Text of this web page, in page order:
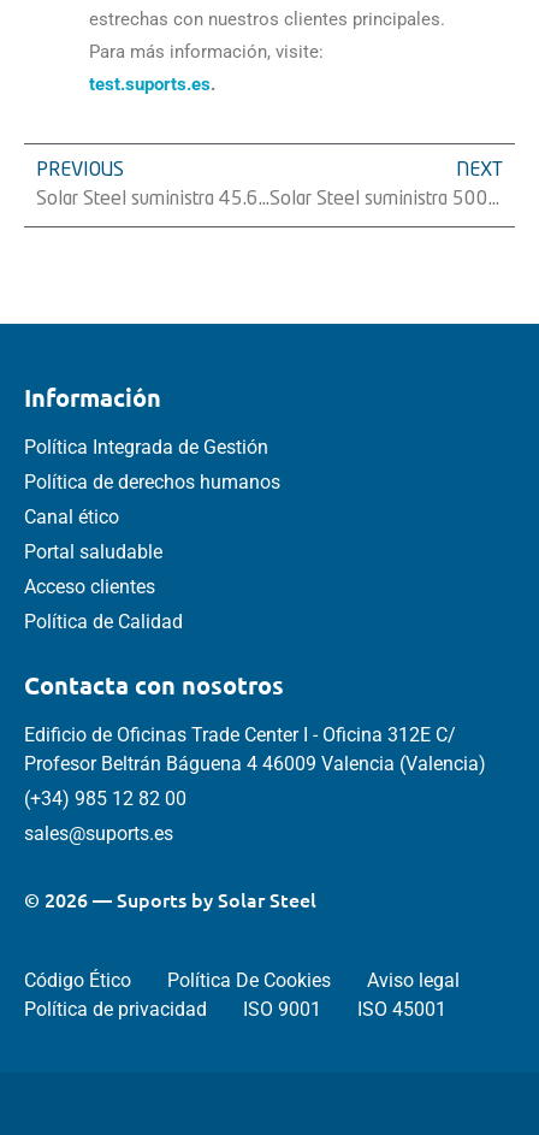
estrechas con nuestros clientes principales.
Para más información, visite:
test.suports.es.
PREVIOUS
Solar Steel suministra 45.6 MWp de su seguidor solar monofila TracSmarTÂ® para un proyecto localizado en ChiriquÃ­, Panamá
NEXT
Solar Steel suministra 500Mw de su estructura fija RackSmarTÂ® al mayor parque fotovoltaico de Europa
Información
Política Integrada de Gestión
Política de derechos humanos
Canal ético
Portal saludable
Acceso clientes
Política de Calidad
Contacta con nosotros
Edificio de Oficinas Trade Center I - Oficina 312E C/
Profesor Beltrán Báguena 4 46009 Valencia (Valencia)
(+34) 985 12 82 00
sales@suports.es
© 2026 — Suports by Solar Steel
Código Ético Política De Cookies
Aviso legal
Política de privacidad
ISO 9001 ISO 45001